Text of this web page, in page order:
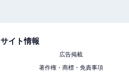
サイト情報
広告掲載
著作権・商標・免責事項